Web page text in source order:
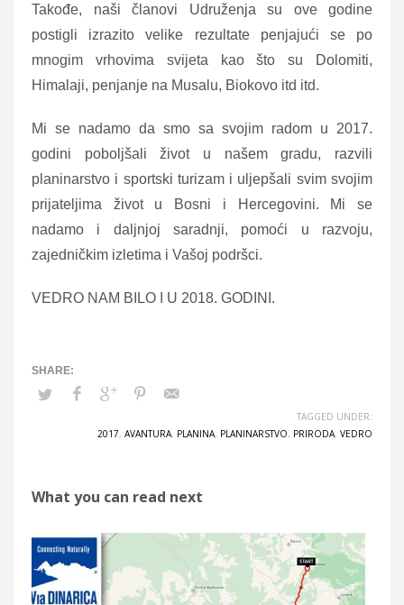
Takođe, naši članovi Udruženja su ove godine
postigli izrazito velike rezultate penjajući se po
mnogim vrhovima svijeta kao što su Dolomiti,
Himalaji, penjanje na Musalu, Biokovo itd itd.
Mi se nadamo da smo sa svojim radom u 2017.
godini poboljšali život u našem gradu, razvili
planinarstvo i sportski turizam i uljepšali svim svojim
prijateljima život u Bosni i Hercegovini. Mi se
nadamo i daljnjoj saradnji, pomoći u razvoju,
zajedničkim izletima i Vašoj podršci.
VEDRO NAM BILO I U 2018. GODINI.
TAGGED UNDER:
2017, AVANTURA, PLANINA, PLANINARSTVO, PRIRODA, VEDRO
What you can read next